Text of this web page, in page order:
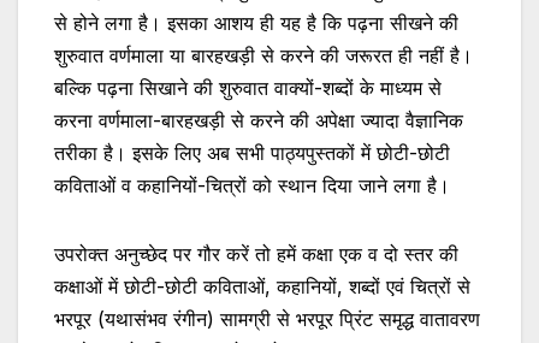
से होने लगा है। इसका आशय ही यह है कि पढ़ना सीखने की
शुरुवात वर्णमाला या बारहखड़ी से करने की जरूरत ही नहीं है।
बल्कि पढ़ना सिखाने की शुरुवात वाक्यों-शब्दों के माध्यम से
करना वर्णमाला-बारहखड़ी से करने की अपेक्षा ज्यादा वैज्ञानिक
तरीका है। इसके लिए अब सभी पाठ्यपुस्तकों में छोटी-छोटी
कविताओं व कहानियों-चित्रों को स्थान दिया जाने लगा है।
उपरोक्त अनुच्छेद पर गौर करें तो हमें कक्षा एक व दो स्तर की
कक्षाओं में छोटी-छोटी कविताओं, कहानियों, शब्दों एवं चित्रों से
भरपूर (यथासंभव रंगीन) सामग्री से भरपूर प्रिंट समृद्ध वातावरण